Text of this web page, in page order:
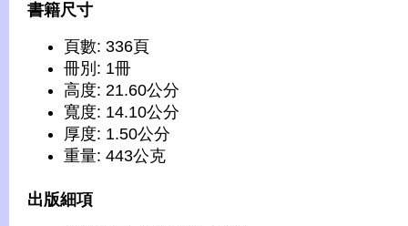
書籍尺寸
頁數: 336頁
冊別: 1冊
高度: 21.60公分
寬度: 14.10公分
厚度: 1.50公分
重量: 443公克
出版細項